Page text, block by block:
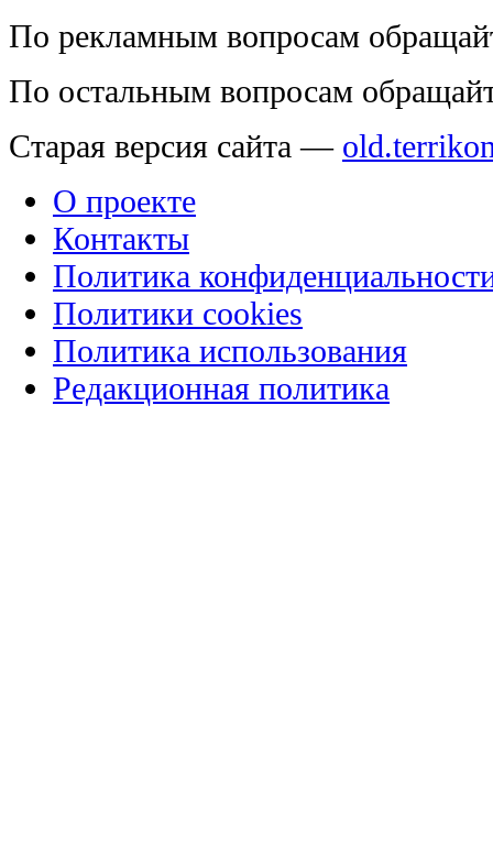
По рекламным вопросам
По остальным вопросам
Старая версия сайта —
О проекте
Контакты
Политика
Политики cookies
Политика использования
Редакционная политика